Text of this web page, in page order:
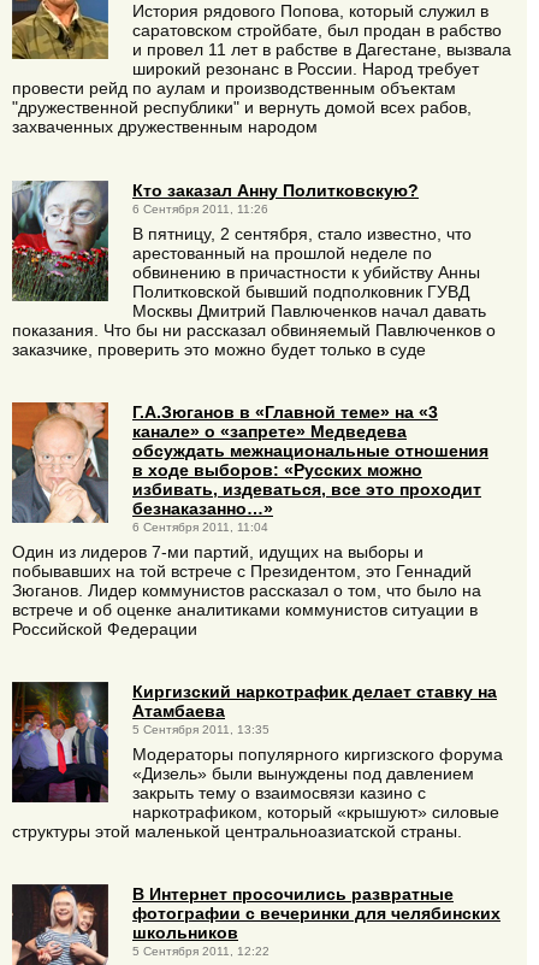
История рядового Попова, который служил в
саратовском стройбате, был продан в рабство
и провел 11 лет в рабстве в Дагестане, вызвала
широкий резонанс в России. Народ требует
провести рейд по аулам и производственным объектам
"дружественной республики" и вернуть домой всех рабов,
захваченных дружественным народом
Кто заказал Анну Политковскую?
6 Сентября 2011, 11:26
В пятницу, 2 сентября, стало известно, что
арестованный на прошлой неделе по
обвинению в причастности к убийству Анны
Политковской бывший подполковник ГУВД
Москвы Дмитрий Павлюченков начал давать
показания. Что бы ни рассказал обвиняемый Павлюченков о
заказчике, проверить это можно будет только в суде
Г.А.Зюганов в «Главной теме» на «3
канале» о «запрете» Медведева
обсуждать межнациональные отношения
в ходе выборов: «Русских можно
избивать, издеваться, все это проходит
безнаказанно…»
6 Сентября 2011, 11:04
Один из лидеров 7-ми партий, идущих на выборы и
побывавших на той встрече с Президентом, это Геннадий
Зюганов. Лидер коммунистов рассказал о том, что было на
встрече и об оценке аналитиками коммунистов ситуации в
Российской Федерации
Киргизский наркотрафик делает ставку на
Атамбаева
5 Сентября 2011, 13:35
Модераторы популярного киргизского форума
«Дизель» были вынуждены под давлением
закрыть тему о взаимосвязи казино с
наркотрафиком, который «крышуют» силовые
структуры этой маленькой центральноазиатской страны.
В Интернет просочились развратные
фотографии с вечеринки для челябинских
школьников
5 Сентября 2011, 12:22